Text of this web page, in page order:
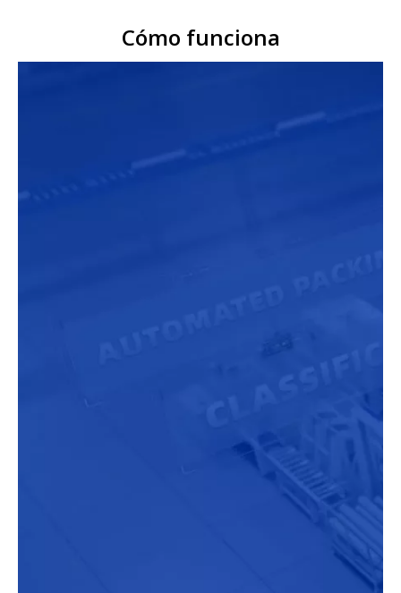
Cómo funciona